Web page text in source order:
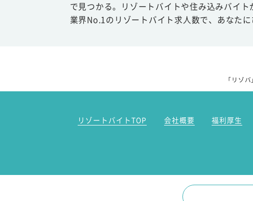
で見つかる。リゾートバイトや住み込みバイ
業界No.1のリゾートバイト求人数で、あなた
「リゾ
リゾートバイトTOP 会社概要 福利厚生